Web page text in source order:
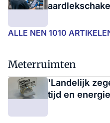
ALLE NEN 1010
Meterruimten
'Landelijk
tijd en